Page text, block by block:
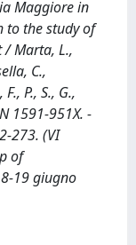
Maggiore in
to the study of
Marta, L.,
C.,
P., S., G.,
1591-951X. -
273. (VI
of
19 giugno